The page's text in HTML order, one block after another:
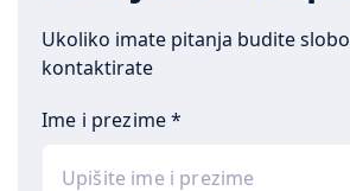
Ukoliko imate pitanja budite
kontaktirate
Ime i prezime*